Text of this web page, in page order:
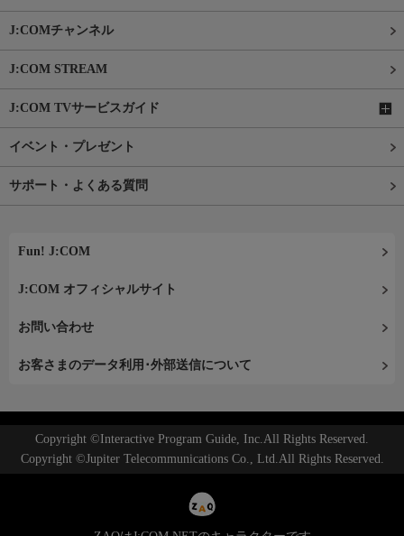
J:COMチャンネル
J:COM STREAM
J:COM TVサービスガイド
イベント・プレゼント
サポート・よくある質問
Fun! J:COM
J:COM オフィシャルサイト
お問い合わせ
お客さまのデータ利用･外部送信について
Copyright ©Interactive Program Guide, Inc.All Rights Reserved.
Copyright ©Jupiter Telecommunications Co., Ltd.All Rights Reserved.